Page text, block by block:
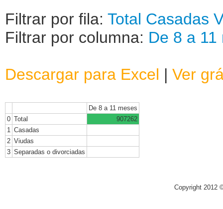
Filtrar por fila: Total Casadas
Filtrar por columna: De 8 a 11
Descargar para Excel | Ver
De 8 a 11 meses
0 Total
907262
1 Casadas
2 Viudas
3 Separadas o divorciadas
Copyright 2012